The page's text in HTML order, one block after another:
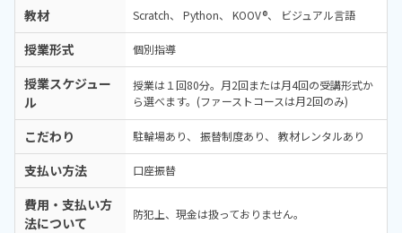
教材 Scratch Python KOOV® ビジュアル言語
授業形式 個別指導
授業スケジュー
ル
授業は１回80分。月2回または月4回の受講形式か
ら選べます。(ファーストコースは月2回のみ)
こだわり 駐輪場あり 振替制度あり 教材レンタルあり
支払い方法 口座振替
費用・支払い方
法について
防犯上、現金は扱っておりません。